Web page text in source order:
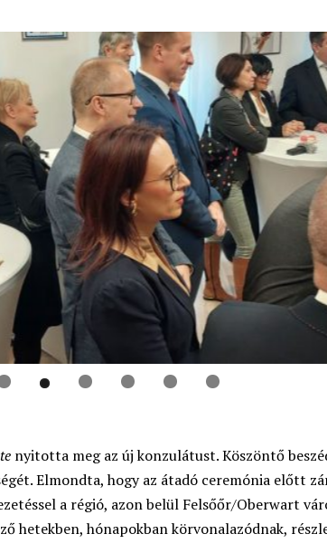
nyitotta meg az új konzulátust. Köszöntő
Elmondta, hogy az átadó ceremónia előtt
a régió, azon belül Felsőőr/Oberwart
hetekben, hónapokban körvonalazódnak,